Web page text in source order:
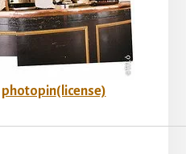
photopin(license)